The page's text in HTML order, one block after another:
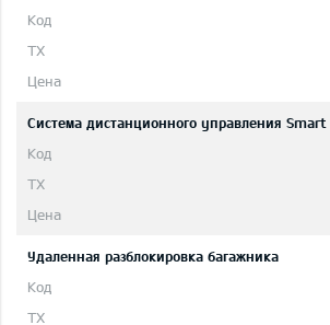
Система дистанционного управления Smart
Удаленная разблокировка багажника